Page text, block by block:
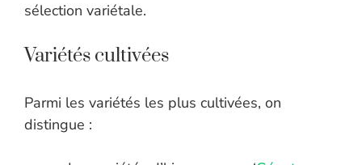
sélection variétale.
Variétés cultivées
Parmi les variétés les plus cultivées, on
distingue :